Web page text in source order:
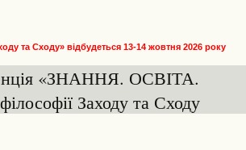
та Сходу»відбудеться 13-14 жовтня 2026 року
«ЗНАННЯ. ОСВІТА.
Заходу та Сходу